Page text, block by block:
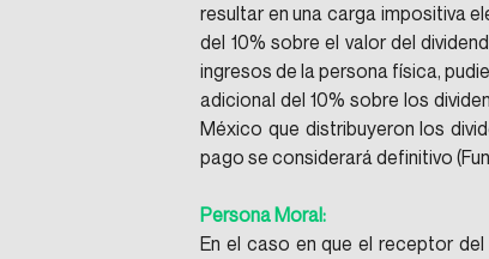
resultar en una carga impositiva
del 10% sobre el valor del
ingresos de la persona física,
adicional del 10% sobre los
México que distribuyeron los
pago se considerará definitivo
Persona Moral:
En el caso en que el receptor